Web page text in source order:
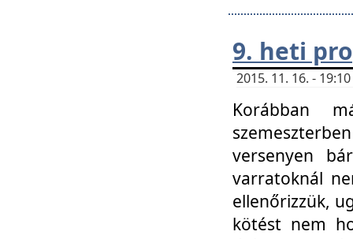
9. heti
2015. 11. 16. -
Korábban
versenyen
varratoknál
ellenőrizzük,
kötést nem